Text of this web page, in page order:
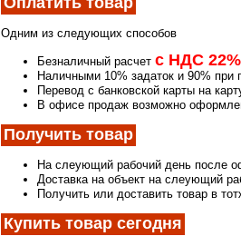
Одним из следующих способов
Безналичный расчетс НДС 22%
Наличными 10% задаток и 90% при
Перевод с банковской карты на
В офисе продаж возможно
Получить товар
На слеующий рабочий день после
Доставка на объект на слеующий
Получить или доставить товар в
Купить товар сегодня